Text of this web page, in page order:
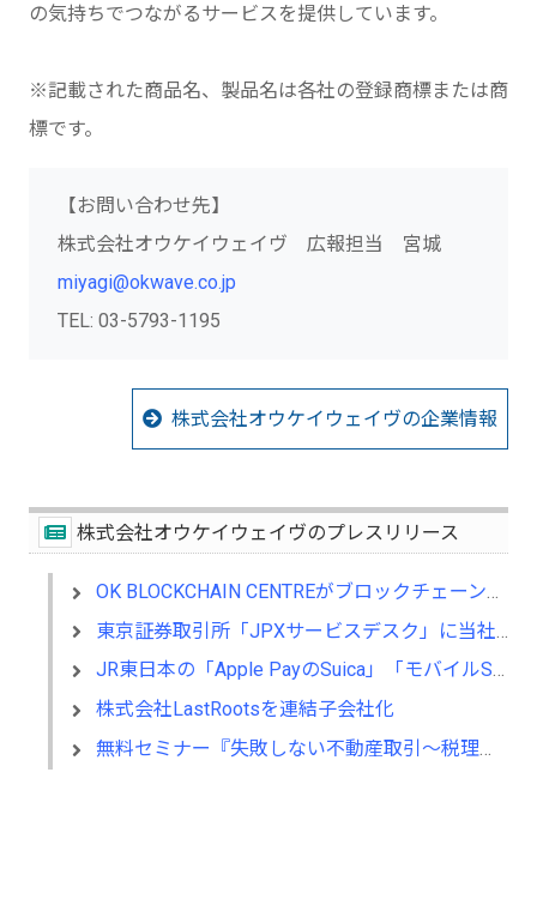
の気持ちでつながるサービスを提供しています。
※記載された商品名、製品名は各社の登録商標または商
標です。
【お問い合わせ先】
株式会社オウケイウェイヴ 広報担当 宮城
miyagi@okwave.co.jp
TEL: 03-5793-1195
株式会社オウケイウェイヴの企業情報
株式会社オウケイウェイヴのプレスリリース
OK BLOCKCHAIN CENTREがブロックチェーン技術を用いた電子投票アプリケーションを開発
東京証券取引所「JPXサービスデスク」に当社AIチャットボットの提供を開始
JR東日本の「Apple PayのSuica」「モバイルSuica」にAIチャットボット提供開始
株式会社LastRootsを連結子会社化
無料セミナー『失敗しない不動産取引～税理士、弁護士、行政書士と学ぶプロの視点～』開催